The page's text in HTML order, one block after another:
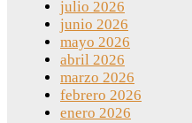
julio 2026
junio 2026
mayo 2026
abril 2026
marzo 2026
febrero 2026
enero 2026